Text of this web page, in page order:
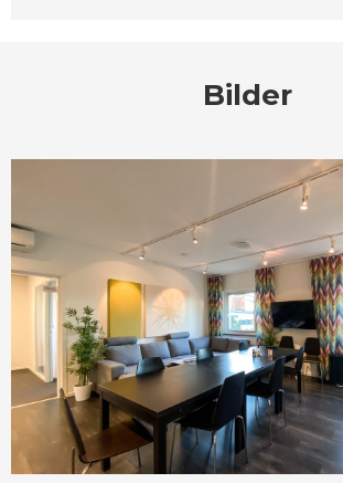
Bilder